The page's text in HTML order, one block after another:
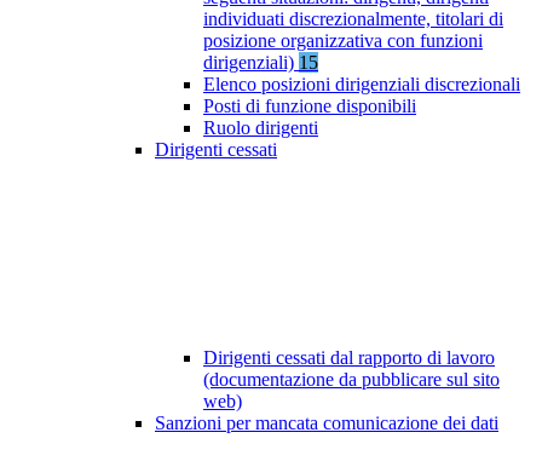
individuati discrezionalmente, titolari di
posizione organizzativa con funzioni
dirigenziali) 15
Elenco posizioni dirigenziali discrezionali
Posti di funzione disponibili
Ruolo dirigenti
Dirigenti cessati
Dirigenti cessati dal rapporto di lavoro
(documentazione da pubblicare sul sito
web)
Sanzioni per mancata comunicazione dei dati